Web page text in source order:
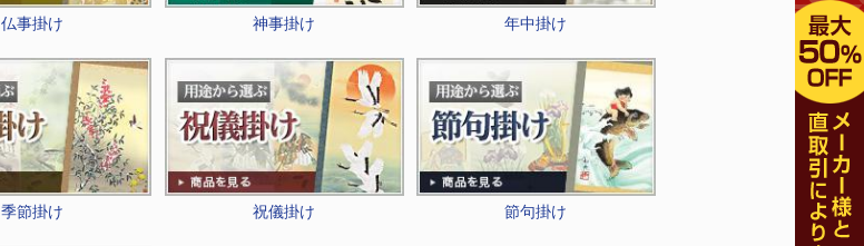
仏事掛け 神事掛け 年中掛け
季節掛け 祝儀掛け 節句掛け